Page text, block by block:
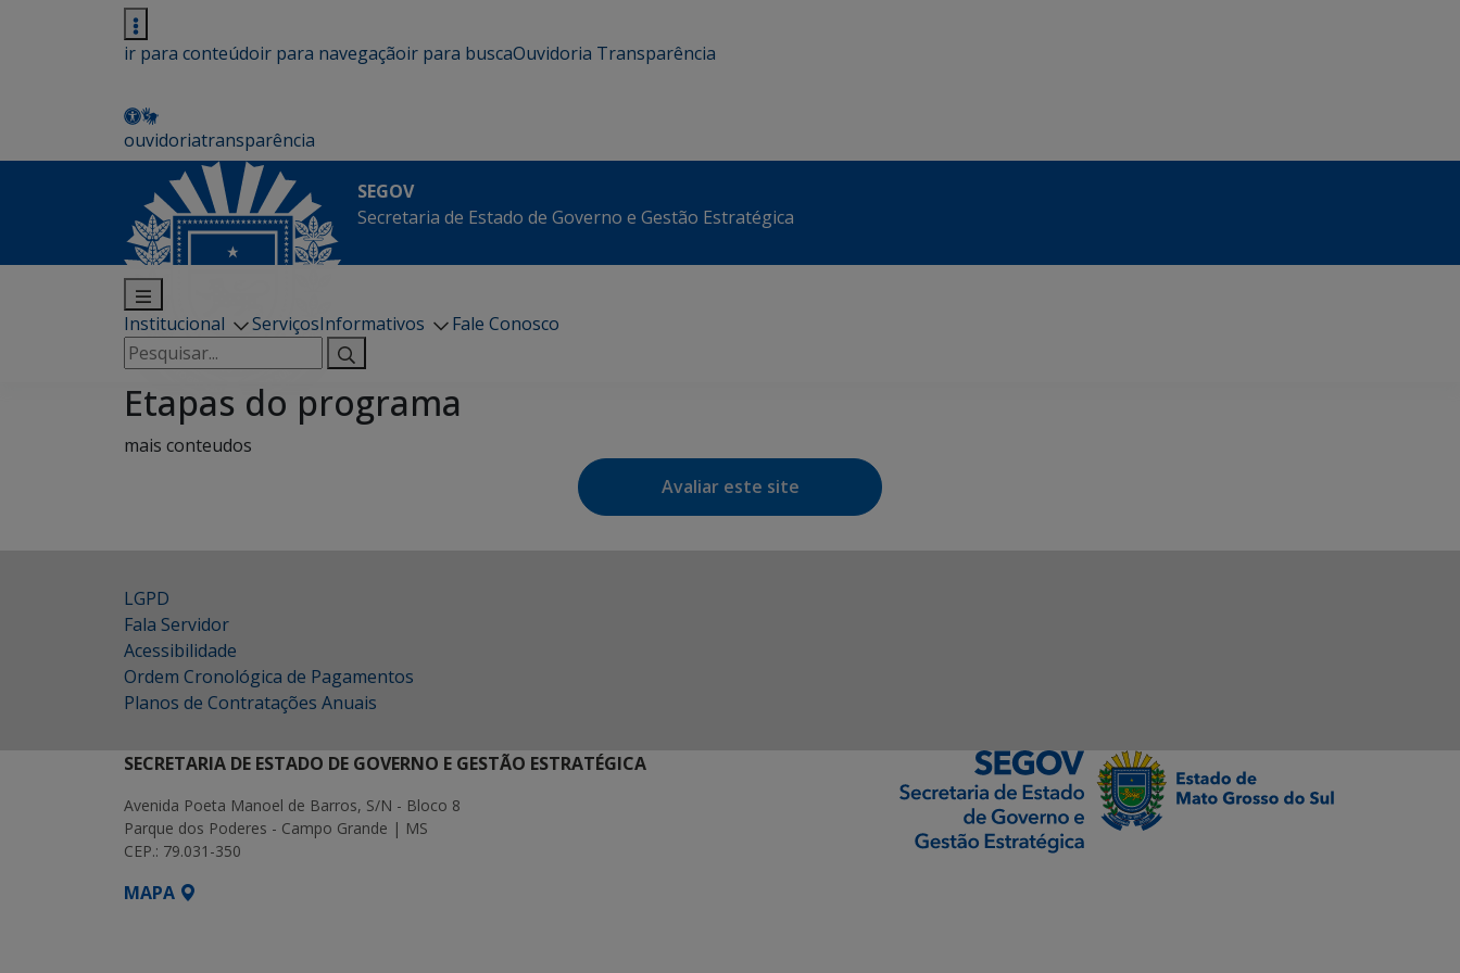
ir para conteúdoir para navegaçãoir para buscaOuvidoria Transparência
ouvidoriatransparência
SEGOV
Secretaria de Estado de Governo e Gestão Estratégica
Institucional ServiçosInformativos
Fale Conosco
Pesquisar
por:
Etapas do programa
mais conteudos
Avaliar este site
LGPD
Fala Servidor
Acessibilidade
Ordem Cronológica de Pagamentos
Planos de Contratações Anuais
SECRETARIA DE ESTADO DE GOVERNO E GESTÃO ESTRATÉGICA
Avenida Poeta Manoel de Barros, S/N - Bloco 8
Parque dos Poderes - Campo Grande | MS
CEP.: 79.031-350
MAPA